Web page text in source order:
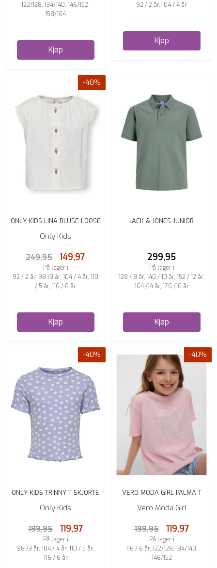
122/128, 134/140, 146/152,
158/164
Kjøp
92 / 2 år, 104 / 4 år
Kjøp
-40%
ONLY KIDS LINA BLUSE LOOSE
FIT CLOUD DANCER ...
Only Kids
249,95 149,97
På lager i
92 / 2 år, 98 /3 år, 104 / 4 år, 110
/ 5 år, 116 / 6 år
Kjøp
JACK & JONES JUNIOR
299,95
På lager i
128 / 8 år, 140 / 10 år, 152 / 12 år,
164 /14 år, 176 /16 år
Kjøp
-40%
ONLY KIDS TRINNY T SKJORTE
TIGHT FIT SWEET ...
Only Kids
199,95 119,97
På lager i
98 /3 år, 104 / 4 år, 110 / 5 år,
116 / 6 år
-40%
VERO MODA GIRL PALMA T
SKJORTE REGULAR FIT ...
Vero Moda Girl
199,95 119,97
På lager i
116 / 6 år, 122/128, 134/140,
146/152